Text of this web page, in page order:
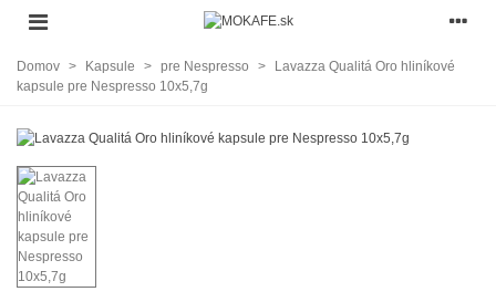
Domov > Kapsule > pre Nespresso >
Lavazza Qualitá Oro hliníkové
kapsule pre Nespresso 10x5,7g